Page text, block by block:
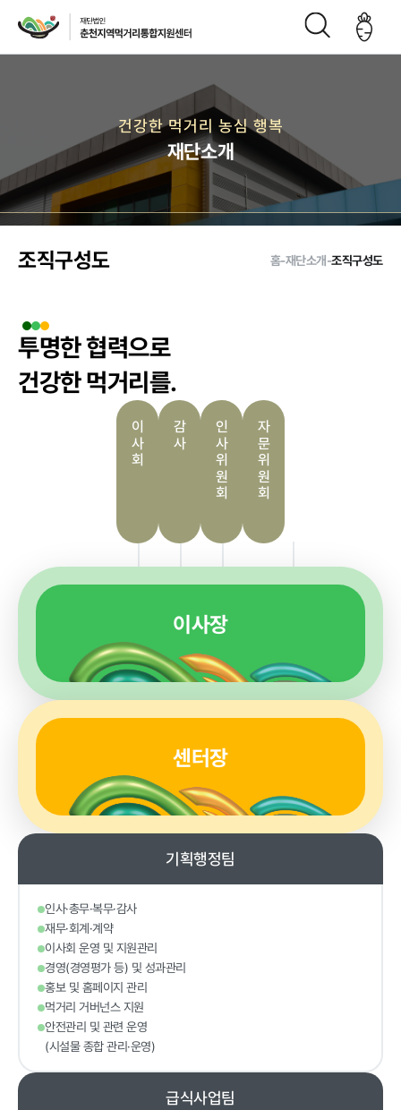
인사말 CI
재단연
재단비
전
조직구
성도
길
먹거리 거버
넌스
급식사업
급식사업
춘천관내 학
교현황
농가소식
안전성관리
경영공시
경영목표 및
운영계획
재무현황
임원 및 운영
인력 현황
행정정보공개
계약현황 및
대가지급
업무추진비
및 기타
건강한 먹거리 농심 행복
재단소개
조직구성도 홈-재단소개-조직구성도
투명한 협력으로
건강한 먹거리를.
이사회 감사 인사위원회 자문위원회
이사장
센터장
기획행정팀
인사·총무·복무·감사
재무·회계·계약
이사회 운영 및 지원관리
경영(경영평가 등) 및 성과관리
홍보 및 홈페이지 관리
먹거리 거버넌스 지원
안전관리 및 관련 운영
(시설물 종합 관리·운영)
급식사업팀